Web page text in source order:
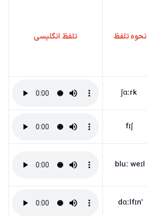
نحوه تلفظ تلفظ انگلیسی
fɪʃ
bluː weɪl
ˈdɑːlfɪn